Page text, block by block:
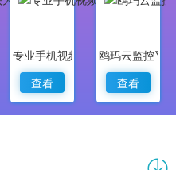
专业手机视频监控
查看
鸥玛云监控平
查看